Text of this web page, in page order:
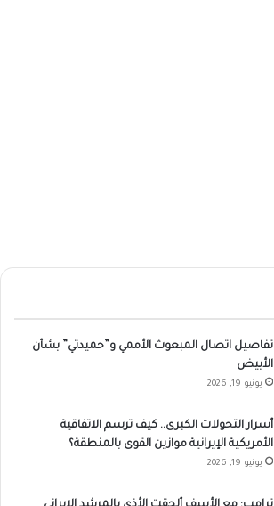
تفاصيل اتصال المبعوث الأممي و”حميدتي” بشأن
الأبيض
يونيو 19, 2026
أسرار التحولات الكبرى.. كيف ترسم الاتفاقية
الأمريكية الإيرانية موازين القوى بالمنطقة؟
يونيو 19, 2026